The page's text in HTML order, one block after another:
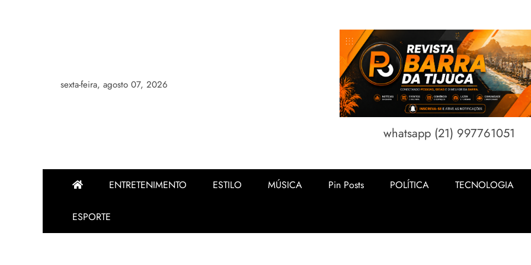
sexta-feira, agosto 07, 2026
whatsapp (21) 997761051
ENTRETENIMENTO ESTILO MÚSICA Pin Posts POLÍTICA TECNOLOGIA
ESPORTE